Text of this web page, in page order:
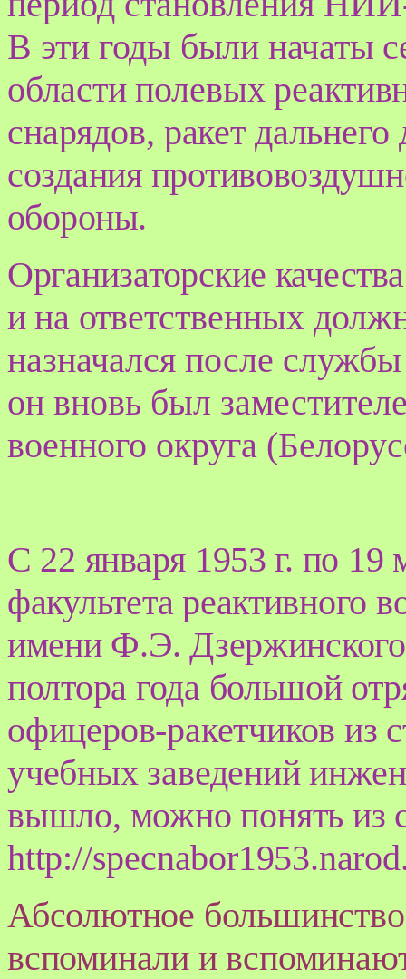
В эти годы были начаты
областиполевых
снарядов, ракет дальнего
создания
обороны.
Организаторские
и на ответственных
назначался после
он вновь был
военного округа
С 22 января 1953 г. по 19
факультета реактивного
имени Ф.Э.
полтора года большой
офицеров-ракетчиков из
учебных заведений
вышло, можно понять из
http://specnabor1953.narod
Абсолютное
вспоминали и